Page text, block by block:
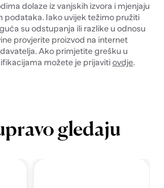
dolaze iz vanjskih izvora i mjenjaju
podataka. Iako uvijek težimo pružiti
su odstupanja ili razlike u odnosu
provjerite proizvod na internet
Ako primjetite grešku u
možete je prijavitiovdje.
gledaju